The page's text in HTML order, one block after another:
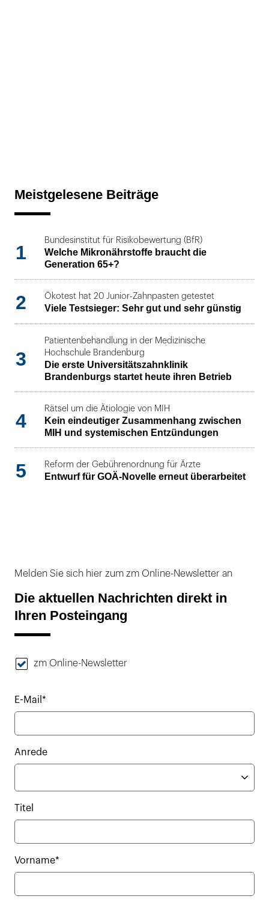
Meistgelesene Beiträge
1
Bundesinstitut für Risikobewertung (BfR)
Welche Mikronährstoffe braucht die
Generation 65+?
2 Ökotest hat 20 Junior-Zahnpasten getestet
Viele Testsieger: Sehr gut und sehr günstig
3
Patientenbehandlung in der Medizinische
Hochschule Brandenburg
Die erste Universitätszahnklinik
Brandenburgs startet heute ihren Betrieb
4
Rätsel um die Ätiologie von MIH
Kein eindeutiger Zusammenhang zwischen
MIH und systemischen Entzündungen
5 Reform der Gebührenordnung für Ärzte
Entwurf für GOÄ-Novelle erneut überarbeitet
Melden Sie sich hier zum zm Online-Newsletter an
Die aktuellen Nachrichten direkt in
Ihren Posteingang
zm Online-Newsletter
E-Mail*
Anrede
Titel
Vorname*